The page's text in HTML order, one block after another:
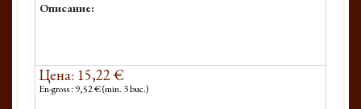
Описание:
Цена: 15,22 €
En-gross : 9,52 € (min. 3 buc.)